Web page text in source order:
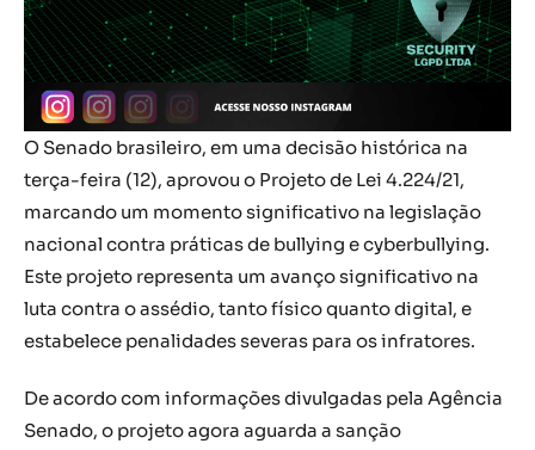
O Senado brasileiro, em uma decisão histórica na
terça-feira (12), aprovou o Projeto de Lei 4.224/21,
marcando um momento significativo na legislação
nacional contra práticas de bullying e cyberbullying.
Este projeto representa um avanço significativo na
luta contra o assédio, tanto físico quanto digital, e
estabelece penalidades severas para os infratores.
De acordo com informações divulgadas pela Agência
Senado, o projeto agora aguarda a sanção